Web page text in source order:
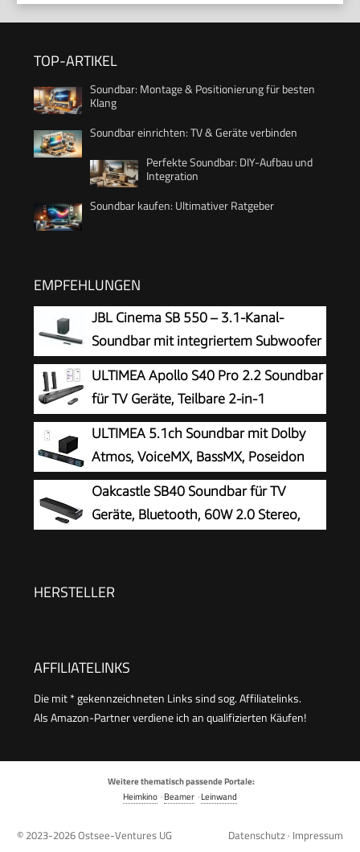
TOP-ARTIKEL
Soundbar: Montage & Positionierung für besten
Klang
Soundbar einrichten: TV & Geräte verbinden
Perfekte Soundbar: DIY-Aufbau und
Integration
Soundbar kaufen: Ultimativer Ratgeber
EMPFEHLUNGEN
JBL Cinema SB 550 – 3.1-Kanal-
Soundbar mit integriertem Subwoofer
für Heimkino Sound-System – Mit
Bluetooth-Musik-Streaming und Dolby Audio –
Schwarz
ULTIMEA Apollo S40 Pro 2.2 Soundbar
für TV Geräte, Teilbare 2-in-1
Soundbar
ULTIMEA 5.1ch Soundbar mit Dolby
Atmos, VoiceMX, BassMX, Poseidon
M60 Boom
Oakcastle SB40 Soundbar für TV
Geräte, Bluetooth, 60W 2.0 Stereo,
HERSTELLER
AFFILIATELINKS
Die mit * gekennzeichneten Links sind sog. Affiliatelinks.
Als Amazon-Partner verdiene ich an qualifizierten Käufen!
Weitere thematisch passende Portale:
Heimkino ·Beamer ·Leinwand
© 2023-2026Ostsee-Ventures UG Datenschutz · Impressum